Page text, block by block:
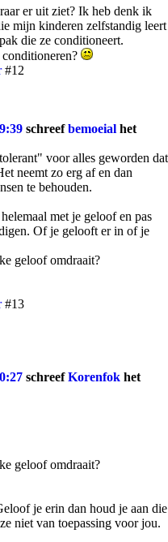
er uit ziet? Ik heb denk ik
mijn kinderen zelfstandig leert
die ze conditioneert.
#12
schreefbemoeial het
voor alles geworden dat
neemt zo erg af en dan
te behouden.
met je geloof en pas
Of je gelooft er in of je
geloof omdraait?
#13
schreefKorenfok het
geloof omdraait?
je erin dan houd je aan die
niet van toepassing voor jou.